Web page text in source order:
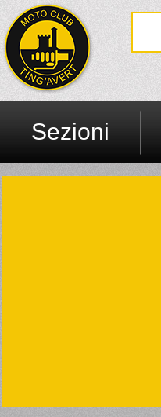
Sezioni